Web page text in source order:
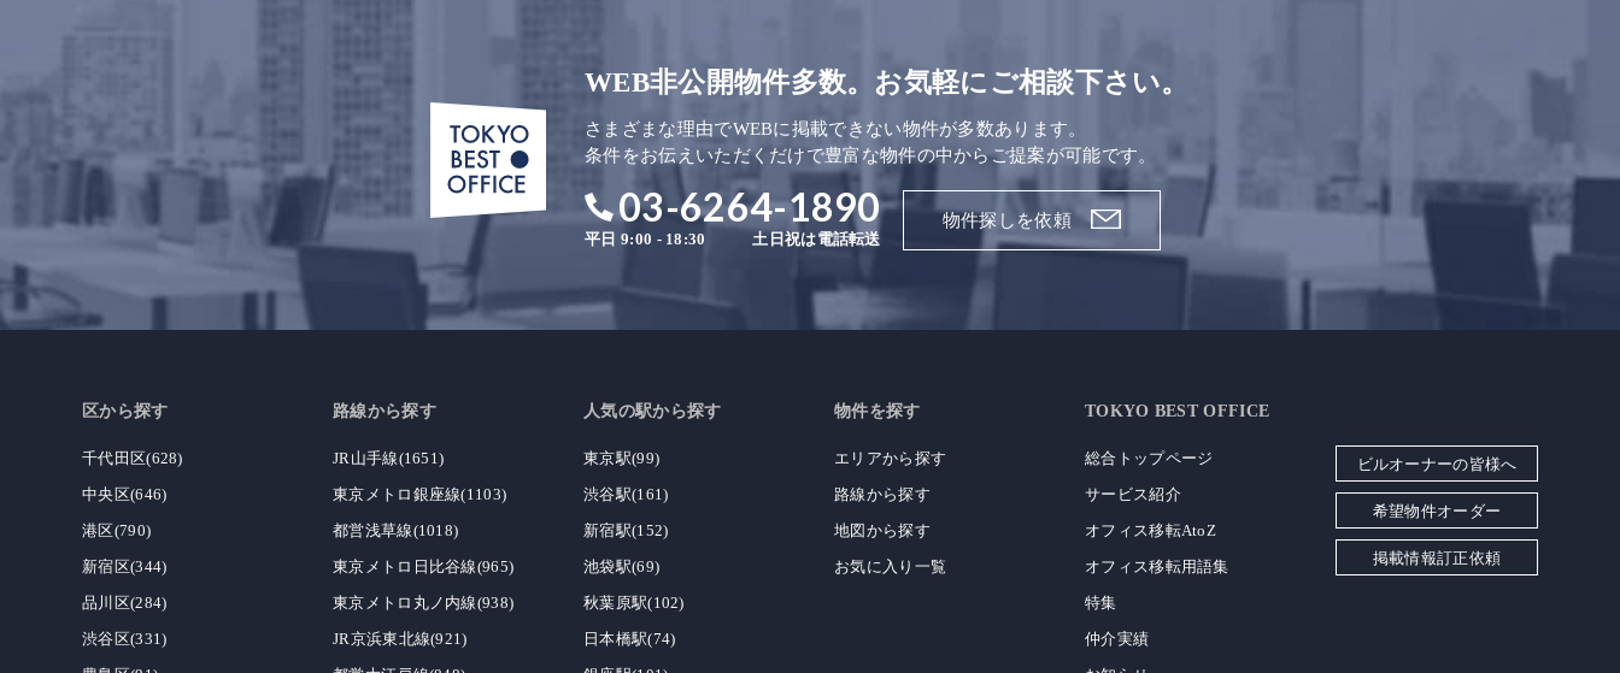
WEB非公開物件多数。お気軽にご相談下さい。
さまざまな理由でWEBに掲載できない物件が多数あります。
条件をお伝えいただくだけで豊富な物件の中からご提案が可能です。
03-6264-1890
平日 9:00 - 18:30 土日祝は電話転送
物件探しを依頼
区から探す
千代田区(628)
中央区(646)
港区(790)
新宿区(344)
品川区(284)
渋谷区(331)
路線から探す
JR山手線(1651)
東京メトロ銀座線(1103)
都営浅草線(1018)
東京メトロ日比谷線(965)
東京メトロ丸ノ内線(938)
JR京浜東北線(921)
人気の駅から探す
東京駅(99)
渋谷駅(161)
新宿駅(152)
池袋駅(69)
秋葉原駅(102)
日本橋駅(74)
物件を探す
エリアから探す
路線から探す
地図から探す
お気に入り一覧
TOKYO BEST OFFICE
総合トップページ
サービス紹介
オフィス移転AtoZ
オフィス移転用語集
特集
仲介実績
ビルオーナーの皆様へ
希望物件オーダー
掲載情報訂正依頼